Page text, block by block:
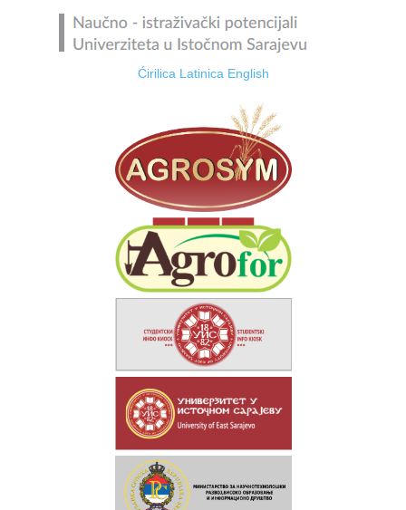
Ćirilica Latinica English